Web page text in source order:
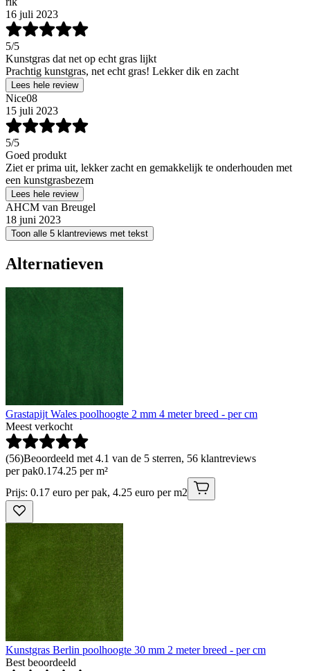
16 juli 2023
5/5
Kunstgras dat net op echt gras lijkt
Prachtig kunstgras, net echt gras! Lekker dik en zacht
Lees hele review
Nice08
15 juli 2023
5/5
Goed produkt
Ziet er prima uit, lekker zacht en gemakkelijk te onderhouden met
een kunstgrasbezem
Lees hele review
AHCM van Breugel
18 juni 2023
Toon alle 5 klantreviews met tekst
Alternatieven
Grastapijt Wales poolhoogte 2 mm 4 meter breed - per cm
Meest verkocht
(56)Beoordeeld met 4.1 van de 5 sterren, 56 klantreviews
per pak0.174.25 per m²
Prijs: 0.17 euro per pak, 4.25 euro per m2
Kunstgras Berlin poolhoogte 30 mm 2 meter breed - per cm
Best beoordeeld